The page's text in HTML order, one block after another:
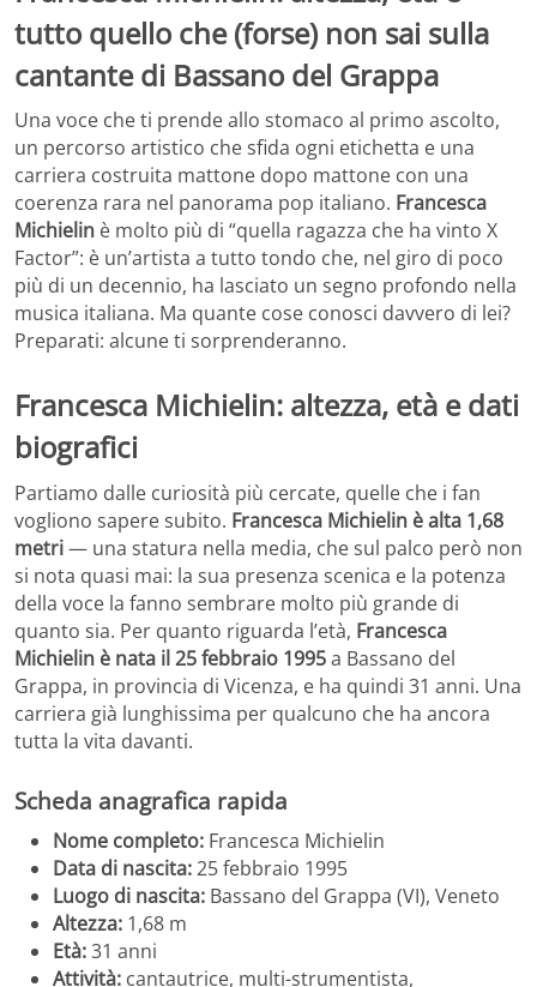
tutto quello che (forse) non sai sulla
cantante di Bassano del Grappa
Una voce che ti prende allo stomaco al primo ascolto,
un percorso artistico che sfida ogni etichetta e una
carriera costruita mattone dopo mattone con una
coerenza rara nel panorama pop italiano. Francesca
Michielin è molto più di “quella ragazza che ha vinto X
Factor”: è un’artista a tutto tondo che, nel giro di poco
più di un decennio, ha lasciato un segno profondo nella
musica italiana. Ma quante cose conosci davvero di lei?
Preparati: alcune ti sorprenderanno.
Francesca Michielin: altezza, età e dati
biografici
Partiamo dalle curiosità più cercate, quelle che i fan
vogliono sapere subito. Francesca Michielin è alta 1,68
metri— una statura nella media, che sul palco però non
si nota quasi mai: la sua presenza scenica e la potenza
della voce la fanno sembrare molto più grande di
quanto sia. Per quanto riguarda l’età, Francesca
Michielin è nata il 25 febbraio 1995a Bassano del
Grappa, in provincia di Vicenza, e ha quindi 31 anni. Una
carriera già lunghissima per qualcuno che ha ancora
tutta la vita davanti.
Scheda anagrafica rapida
Nome completo: Francesca Michielin
Data di nascita:25 febbraio 1995
Luogo di nascita: Bassano del Grappa (VI), Veneto
Altezza: 1,68 m
Età:31 anni
Attività: cantautrice, multi-strumentista,